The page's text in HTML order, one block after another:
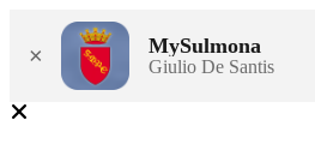
× MySulmona
Giulio De Santis